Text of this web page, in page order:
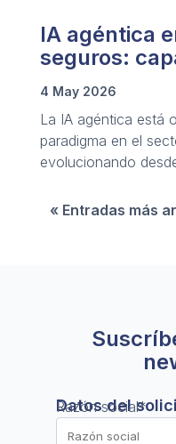
IA agéntica
seguros:
4 May 2026
La IA agéntica está
paradigma en el
evolucionando
« Entradas más
Datos del
Razón social*